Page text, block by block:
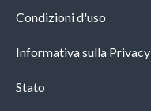
Condizioni d'uso
Informativa sulla Privacy
Stato